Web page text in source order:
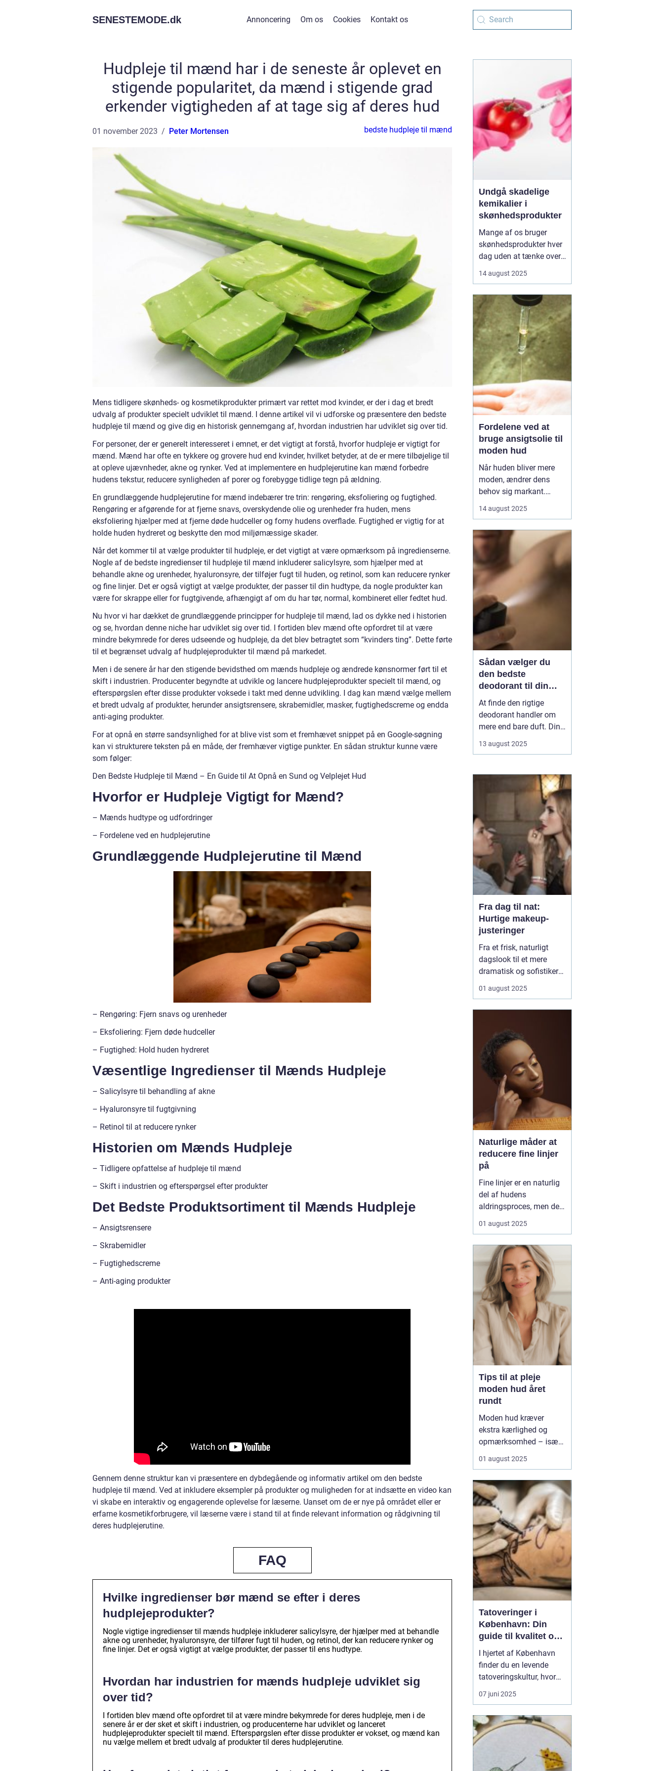
SENESTEMODE.dk Annoncering Om os Cookies Kontakt os
Hudpleje til mænd har i de seneste år oplevet en
stigende popularitet, da mænd i stigende grad
erkender vigtigheden af at tage sig af deres hud
01 november 2023 Peter Mortensen bedste hudpleje til mænd
Mens tidligere skønheds- og kosmetikprodukter primært var rettet mod kvinder, er der i dag et bredt
udvalg af produkter specielt udviklet til mænd. I denne artikel vil vi udforske og præsentere den bedste
hudpleje til mænd og give dig en historisk gennemgang af, hvordan industrien har udviklet sig over tid.
For personer, der er generelt interesseret i emnet, er det vigtigt at forstå, hvorfor hudpleje er vigtigt for
mænd. Mænd har ofte en tykkere og grovere hud end kvinder, hvilket betyder, at de er mere tilbøjelige til
at opleve ujævnheder, akne og rynker. Ved at implementere en hudplejerutine kan mænd forbedre
hudens tekstur, reducere synligheden af porer og forebygge tidlige tegn på ældning.
En grundlæggende hudplejerutine for mænd indebærer tre trin: rengøring, eksfoliering og fugtighed.
Rengøring er afgørende for at fjerne snavs, overskydende olie og urenheder fra huden, mens
eksfoliering hjælper med at fjerne døde hudceller og forny hudens overflade. Fugtighed er vigtig for at
holde huden hydreret og beskytte den mod miljømæssige skader.
Når det kommer til at vælge produkter til hudpleje, er det vigtigt at være opmærksom på ingredienserne.
Nogle af de bedste ingredienser til hudpleje til mænd inkluderer salicylsyre, som hjælper med at
behandle akne og urenheder, hyaluronsyre, der tilføjer fugt til huden, og retinol, som kan reducere rynker
og fine linjer. Det er også vigtigt at vælge produkter, der passer til din hudtype, da nogle produkter kan
være for skrappe eller for fugtgivende, afhængigt af om du har tør, normal, kombineret eller fedtet hud.
Nu hvor vi har dækket de grundlæggende principper for hudpleje til mænd, lad os dykke ned i historien
og se, hvordan denne niche har udviklet sig over tid. I fortiden blev mænd ofte opfordret til at være
mindre bekymrede for deres udseende og hudpleje, da det blev betragtet som “kvinders ting”. Dette førte
til et begrænset udvalg af hudplejeprodukter til mænd på markedet.
Men i de senere år har den stigende bevidsthed om mænds hudpleje og ændrede kønsnormer ført til et
skift i industrien. Producenter begyndte at udvikle og lancere hudplejeprodukter specielt til mænd, og
efterspørgslen efter disse produkter voksede i takt med denne udvikling. I dag kan mænd vælge mellem
et bredt udvalg af produkter, herunder ansigtsrensere, skrabemidler, masker, fugtighedscreme og endda
anti-aging produkter.
For at opnå en større sandsynlighed for at blive vist som et fremhævet snippet på en Google-søgning
kan vi strukturere teksten på en måde, der fremhæver vigtige punkter. En sådan struktur kunne være
som følger:
Den Bedste Hudpleje til Mænd – En Guide til At Opnå en Sund og Velplejet Hud
Hvorfor er Hudpleje Vigtigt for Mænd?
– Mænds hudtype og udfordringer
– Fordelene ved en hudplejerutine
Grundlæggende Hudplejerutine til Mænd
– Rengøring: Fjern snavs og urenheder
– Eksfoliering: Fjern døde hudceller
– Fugtighed: Hold huden hydreret
Væsentlige Ingredienser til Mænds Hudpleje
– Salicylsyre til behandling af akne
– Hyaluronsyre til fugtgivning
– Retinol til at reducere rynker
Historien om Mænds Hudpleje
– Tidligere opfattelse af hudpleje til mænd
– Skift i industrien og efterspørgsel efter produkter
Det Bedste Produktsortiment til Mænds Hudpleje
– Ansigtsrensere
– Skrabemidler
– Fugtighedscreme
– Anti-aging produkter
Gennem denne struktur kan vi præsentere en dybdegående og informativ artikel om den bedste
hudpleje til mænd. Ved at inkludere eksempler på produkter og muligheden for at indsætte en video kan
vi skabe en interaktiv og engagerende oplevelse for læserne. Uanset om de er nye på området eller er
erfarne kosmetikforbrugere, vil læserne være i stand til at finde relevant information og rådgivning til
deres hudplejerutine.
FAQ
Hvilke ingredienser bør mænd se efter i deres
hudplejeprodukter?
Nogle vigtige ingredienser til mænds hudpleje inkluderer salicylsyre, der hjælper med at behandle
akne og urenheder, hyaluronsyre, der tilfører fugt til huden, og retinol, der kan reducere rynker og
fine linjer. Det er også vigtigt at vælge produkter, der passer til ens hudtype.
Hvordan har industrien for mænds hudpleje udviklet sig
over tid?
I fortiden blev mænd ofte opfordret til at være mindre bekymrede for deres hudpleje, men i de
senere år er der sket et skift i industrien, og producenterne har udviklet og lanceret
hudplejeprodukter specielt til mænd. Efterspørgslen efter disse produkter er vokset, og mænd kan
nu vælge mellem et bredt udvalg af produkter til deres hudplejerutine.
Undgå skadelige
kemikalier i
skønhedsprodukter
Mange af os bruger
skønhedsprodukter hver
dag uden at tænke over,
Kemikalier i cremer,
kan påvirke både hud og
helbred, og nogle stoffer
er forbundet med
allergier,
hormonforstyrrelser og...
14 august 2025
Fordelene ved at
bruge ansigtsolie til
moden hud
Når huden bliver mere
moden, ændrer dens
behov sig markant.
mindre elasticitet og
mere sårbar over for fine
linjer og rynker. Her
kommer ansigtsolie ind
som en enkel, men...
14 august 2025
Sådan vælger du
den bedste
deodorant til din
hud
At finde den rigtige
deodorant handler om
mere end bare duft. Din
personlige præferencer
hvad der fungerer bedst
deodoranter beskytter
mod lugt, andre mod
sved, og enkelte gør ...
13 august 2025
Fra dag til nat:
Hurtige makeup-
justeringer
Fra et frisk, naturligt
dagslook til et mere
dramatisk og sofistikeret
ikke tage timer foran
justeringer kan du nemt
transformere din
makeup, så den passer
perfekt t...
01 august 2025
Naturlige måder at
reducere fine linjer
på
Fine linjer er en naturlig
del af hudens
aldringsproces, men der
at reducere deres
dyre behandlinger eller
invasive indgreb. Med
små ændringer i din
daglige rutine, de rett...
01 august 2025
Tips til at pleje
moden hud året
rundt
Moden hud kræver
ekstra kærlighed og
opmærksomhed – især
Med alderen bliver
og mister sin naturlige
elasticitet, hvilket gør
den mere modtagelig o...
01 august 2025
Tatoveringer i
København: Din
guide til kvalitet og
kreativitet
I hjertet af København
finder du en levende
tatoveringskultur, hvor
kunst og personlig
udtryk står i centrum.
tatovørstudier tilbyder en
bred vifte af stilarter, der
passer til enhver smag
og personlighed. Fra
07 juni 2025